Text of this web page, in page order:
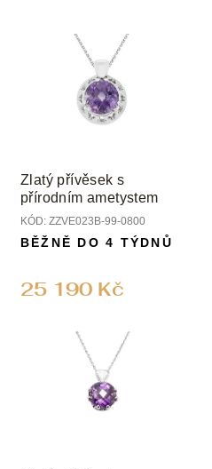
Zlatý přívěsek s
přírodním ametystem
KÓD: ZZVE023B-99-0800
25 190 Kč
BĚŽNĚ DO 4 TÝDNŮ